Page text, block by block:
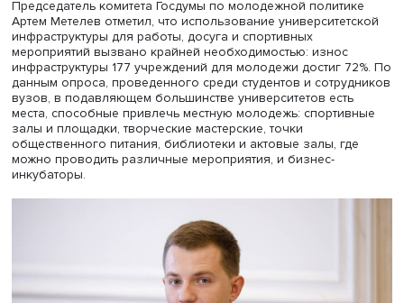
занятий физкультурой. Однако открытости вузовских
площадок нельзя достигать в ущерб требованиям
безопасности. В НИУ ВШЭ прошел круглый стол
вузовской инфраструктуры для молодежи».
Председатель комитета Госдумы по молодежной
Артем Метелев отметил, что использование
инфраструктуры для работы, досуга и спортивных
мероприятий вызвано крайней необходимостью: износ
инфраструктуры 177 учреждений для молодежи достиг
данным опроса, проведенного среди студентов и
места, способные привлечь местную молодежь:
залы и площадки, творческие мастерские, точки
общественного питания, библиотеки и актовые залы,
можно проводить различные мероприятия, и бизнес-
инкубаторы.